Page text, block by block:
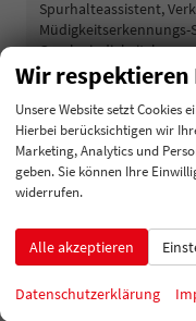
Spurhalteassistent,
Einparkhilfe
Park Distance Control
Rückfahrkamera
Innenspiegel
Lenkung
Lichtsensor,
Tagfahrlicht,
Pannenhilfe
Wir
Unsere Website setzt Cookies
Hierbei berücksichtigen wir
Marketing, Analytics und
geben. Sie können Ihre
widerrufen.
Alle akzeptieren
Datenschutzerklärung